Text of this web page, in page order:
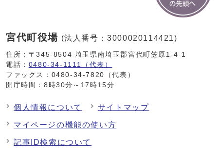
宮代町役場 (法人番号：3000020114421)
住所：〒345-8504 埼玉県南埼玉郡宮代町笠原1-4-1
電話： 0480-34-1111（代表）
ファックス：0480-34-7820（代表）
開庁時間：8時30分～17時15分
個人情報について サイトマップ
マイページの機能の使い方
記事ID検索について